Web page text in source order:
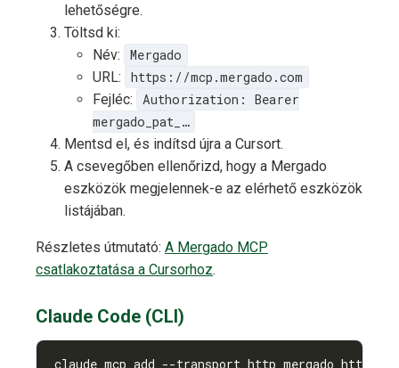
lehetőségre.
Töltsd ki:
Név:
Mergado
URL:
https://mcp.mergado.com
Fejléc:
Authorization: Bearer
mergado_pat_…
Mentsd el, és indítsd újra a Cursort.
A csevegőben ellenőrizd, hogy a Mergado
eszközök megjelennek-e az elérhető eszközök
listájában.
Részletes útmutató: A Mergado MCP
csatlakoztatása a Cursorhoz.
Claude Code (CLI)
claude mcp add --transport http mergado https://